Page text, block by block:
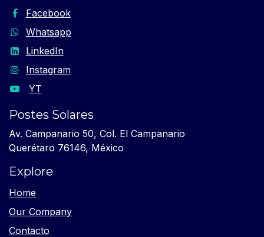
Facebook
Whatsapp
LinkedIn
Instagram
YT
Postes Solares
Av. Campanario 50, Col. El Campanario
Querétaro 76146, México
Explore
Home
Our Company
Contacto